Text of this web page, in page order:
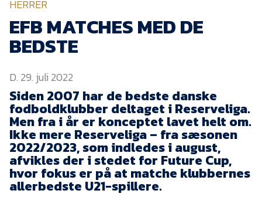
NYHEDER
Sydvestjysk Fodbold
Samarbejde
Partnere
Blue Water Arena
Aktionærinformation
HERRER
EFB MATCHES MED DE
BEDSTE
D. 29. juli 2022
Siden 2007 har de bedste danske
fodboldklubber deltaget i Reserveliga.
Men fra i år er konceptet lavet helt om.
Ikke mere Reserveliga – fra sæsonen
2022/2023, som indledes i august,
afvikles der i stedet for Future Cup,
hvor fokus er på at matche klubbernes
allerbedste U21-spillere.